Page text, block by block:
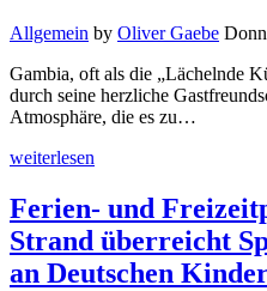
Allgemein by Oliver Gaebe
Gambia, oft als die „Lächelnde
durch seine herzliche
Atmosphäre, die es zu…
weiterlesen
Ferien- und
Strand überreicht
an Deutschen